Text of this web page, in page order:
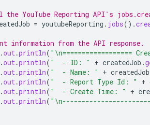
YouTube Reporting API's
= youtubeReporting . jobs().
information from the API response.
.out.println( "\n==================
.out.println( "  - ID: " + createdJob .
.out.println( "  - Name: " + createdJob
.out.println( "  - Report Type Id: " +
.out.println( "  - Create Time: " +
.out.println(